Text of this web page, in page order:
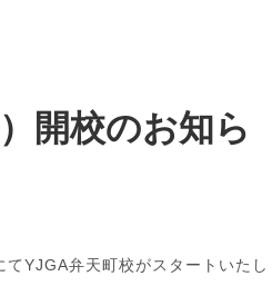
開校のお知ら
YJGA弁天町校がスタートいたし